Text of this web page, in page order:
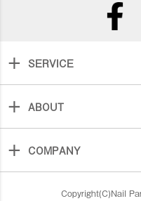
SERVICE
ABOUT
COMPANY
Copyright(C)Nail